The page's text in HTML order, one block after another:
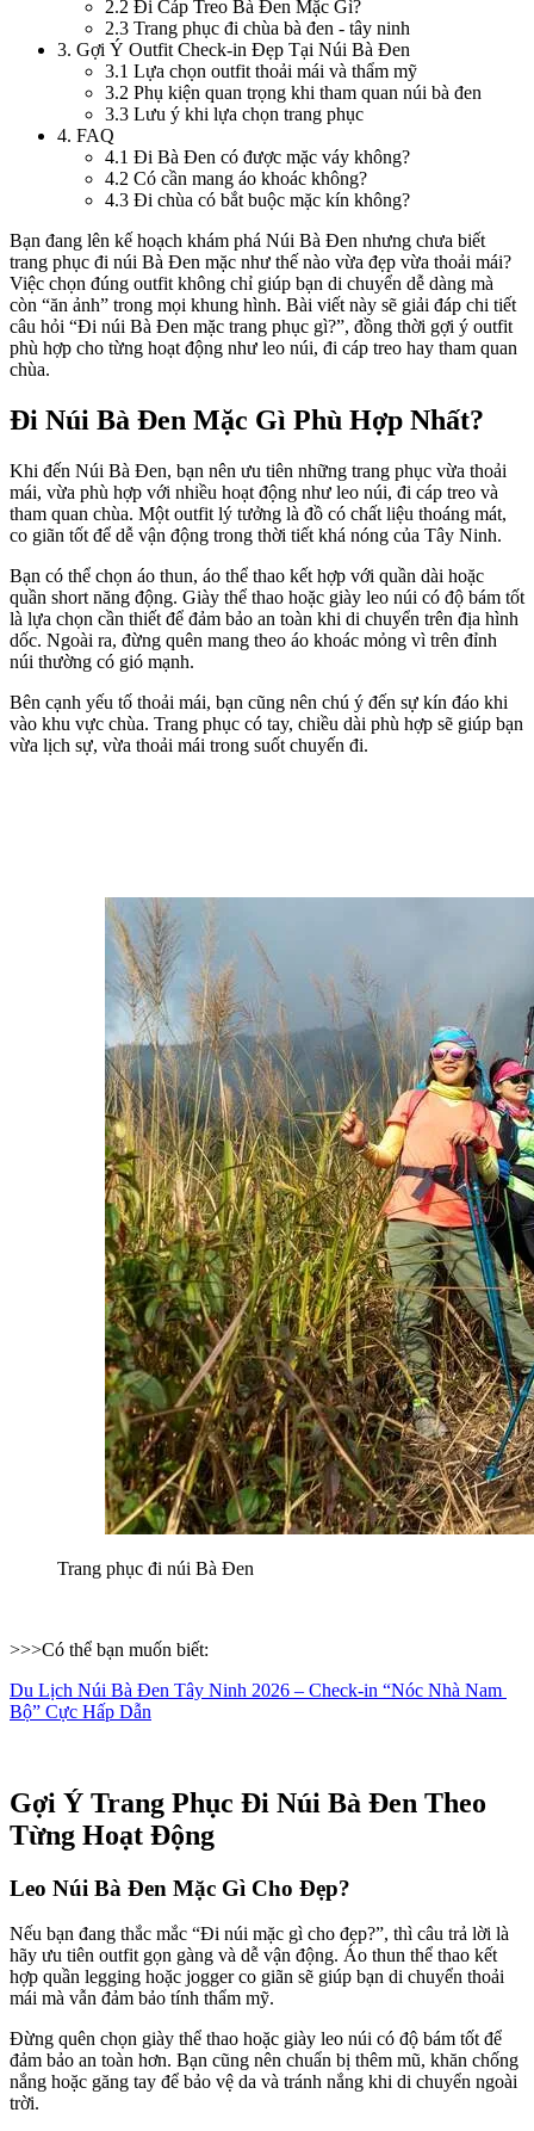
2.2 Đi Cáp Treo Bà Đen Mặc Gì?
2.3 Trang phục đi chùa bà đen - tây ninh
3. Gợi Ý Outfit Check-in Đẹp Tại Núi Bà Đen
3.1 Lựa chọn outfit thoải mái và thẩm mỹ
3.2 Phụ kiện quan trọng khi tham quan núi bà đen
3.3 Lưu ý khi lựa chọn trang phục
4. FAQ
4.1 Đi Bà Đen có được mặc váy không?
4.2 Có cần mang áo khoác không?
4.3 Đi chùa có bắt buộc mặc kín không?
Bạn đang lên kế hoạch khám phá Núi Bà Đen nhưng chưa biết
trang phục đi núi Bà Đen mặc như thế nào vừa đẹp vừa thoải mái?
Việc chọn đúng outfit không chỉ giúp bạn di chuyển dễ dàng mà
còn “ăn ảnh” trong mọi khung hình. Bài viết này sẽ giải đáp chi tiết
câu hỏi “Đi núi Bà Đen mặc trang phục gì?”, đồng thời gợi ý outfit
phù hợp cho từng hoạt động như leo núi, đi cáp treo hay tham quan
chùa.
Đi Núi Bà Đen Mặc Gì Phù Hợp Nhất?
Khi đến Núi Bà Đen, bạn nên ưu tiên những trang phục vừa thoải
mái, vừa phù hợp với nhiều hoạt động như leo núi, đi cáp treo và
tham quan chùa. Một outfit lý tưởng là đồ có chất liệu thoáng mát,
co giãn tốt để dễ vận động trong thời tiết khá nóng của Tây Ninh.
Bạn có thể chọn áo thun, áo thể thao kết hợp với quần dài hoặc
quần short năng động. Giày thể thao hoặc giày leo núi có độ bám tốt
là lựa chọn cần thiết để đảm bảo an toàn khi di chuyển trên địa hình
dốc. Ngoài ra, đừng quên mang theo áo khoác mỏng vì trên đỉnh
núi thường có gió mạnh.
Bên cạnh yếu tố thoải mái, bạn cũng nên chú ý đến sự kín đáo khi
vào khu vực chùa. Trang phục có tay, chiều dài phù hợp sẽ giúp bạn
vừa lịch sự, vừa thoải mái trong suốt chuyến đi.
Trang phục đi núi Bà Đen
>>>Có thể bạn muốn biết:
Du Lịch Núi Bà Đen Tây Ninh 2026 – Check-in “Nóc Nhà Nam
Bộ” Cực Hấp Dẫn
Gợi Ý Trang Phục Đi Núi Bà Đen Theo
Từng Hoạt Động
Leo Núi Bà Đen Mặc Gì Cho Đẹp?
Nếu bạn đang thắc mắc “Đi núi mặc gì cho đẹp?”, thì câu trả lời là
hãy ưu tiên outfit gọn gàng và dễ vận động. Áo thun thể thao kết
hợp quần legging hoặc jogger co giãn sẽ giúp bạn di chuyển thoải
mái mà vẫn đảm bảo tính thẩm mỹ.
Đừng quên chọn giày thể thao hoặc giày leo núi có độ bám tốt để
đảm bảo an toàn hơn. Bạn cũng nên chuẩn bị thêm mũ, khăn chống
nắng hoặc găng tay để bảo vệ da và tránh nắng khi di chuyển ngoài
trời.